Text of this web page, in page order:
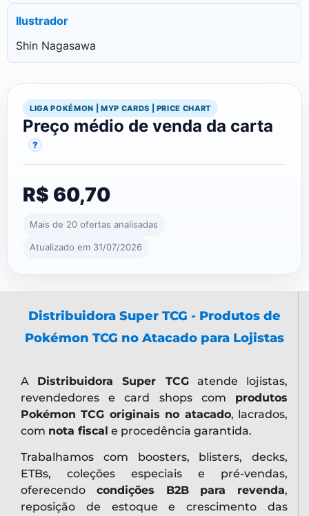
Ilustrador
Shin Nagasawa
LIGA POKÉMON | MYP CARDS | PRICE CHART
Preço médio de venda da carta
?
R$ 60,70
Mais de 20 ofertas analisadas
Atualizado em 31/07/2026
Distribuidora Super TCG - Produtos de
Pokémon TCG no Atacado para Lojistas
A Distribuidora Super TCGatende lojistas,
revendedores e card shops com produtos
Pokémon TCG originais no atacado, lacrados,
com nota fiscal e procedência garantida.
Trabalhamos com boosters, blisters, decks,
ETBs, coleções especiais e pré-vendas,
oferecendo condições B2B para revenda,
reposição de estoque e crescimento das